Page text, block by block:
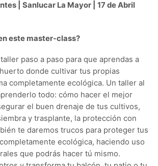
| Sanlucar La Mayor | 17 de Abril
este master-class?
paso a paso para que aprendas a
donde cultivar tus propias
completamente ecológica. Un taller al
todo: cómo hacer el mejor
el buen drenaje de tus cultivos,
y trasplante, la protección con
te daremos trucos para proteger tus
ecológica, haciendo uso
que podrás hacer tú mismo.